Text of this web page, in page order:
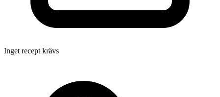
Inget recept krävs